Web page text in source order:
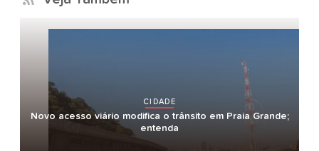
CIDADE
Novo acesso viário modifica o trânsito em Praia Grande;
entenda